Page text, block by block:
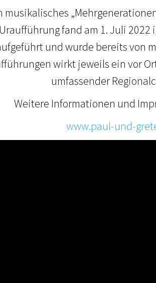
musikalisches
fand am 1. Juli
und wurde bereits von
wirkt jeweils ein vor
umfassender
Weitere Informationen und
www.paul-und-